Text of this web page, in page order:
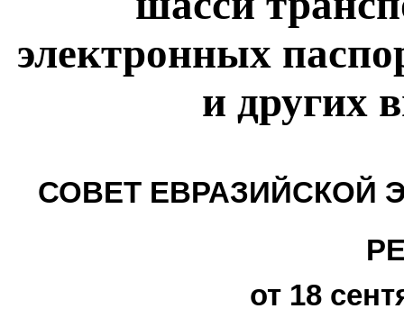
электронных
и других
СОВЕТ ЕВРАЗИЙСКОЙ
от 18